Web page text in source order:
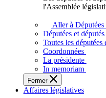
députés
vous
représentent
sein
de
l'Assemblée
législative
l'Assemblée
Aller à Députées
Députées et
Toutes les députées
Coordonnées
La présidente
In memoriam
Fermer
Affaires législatives